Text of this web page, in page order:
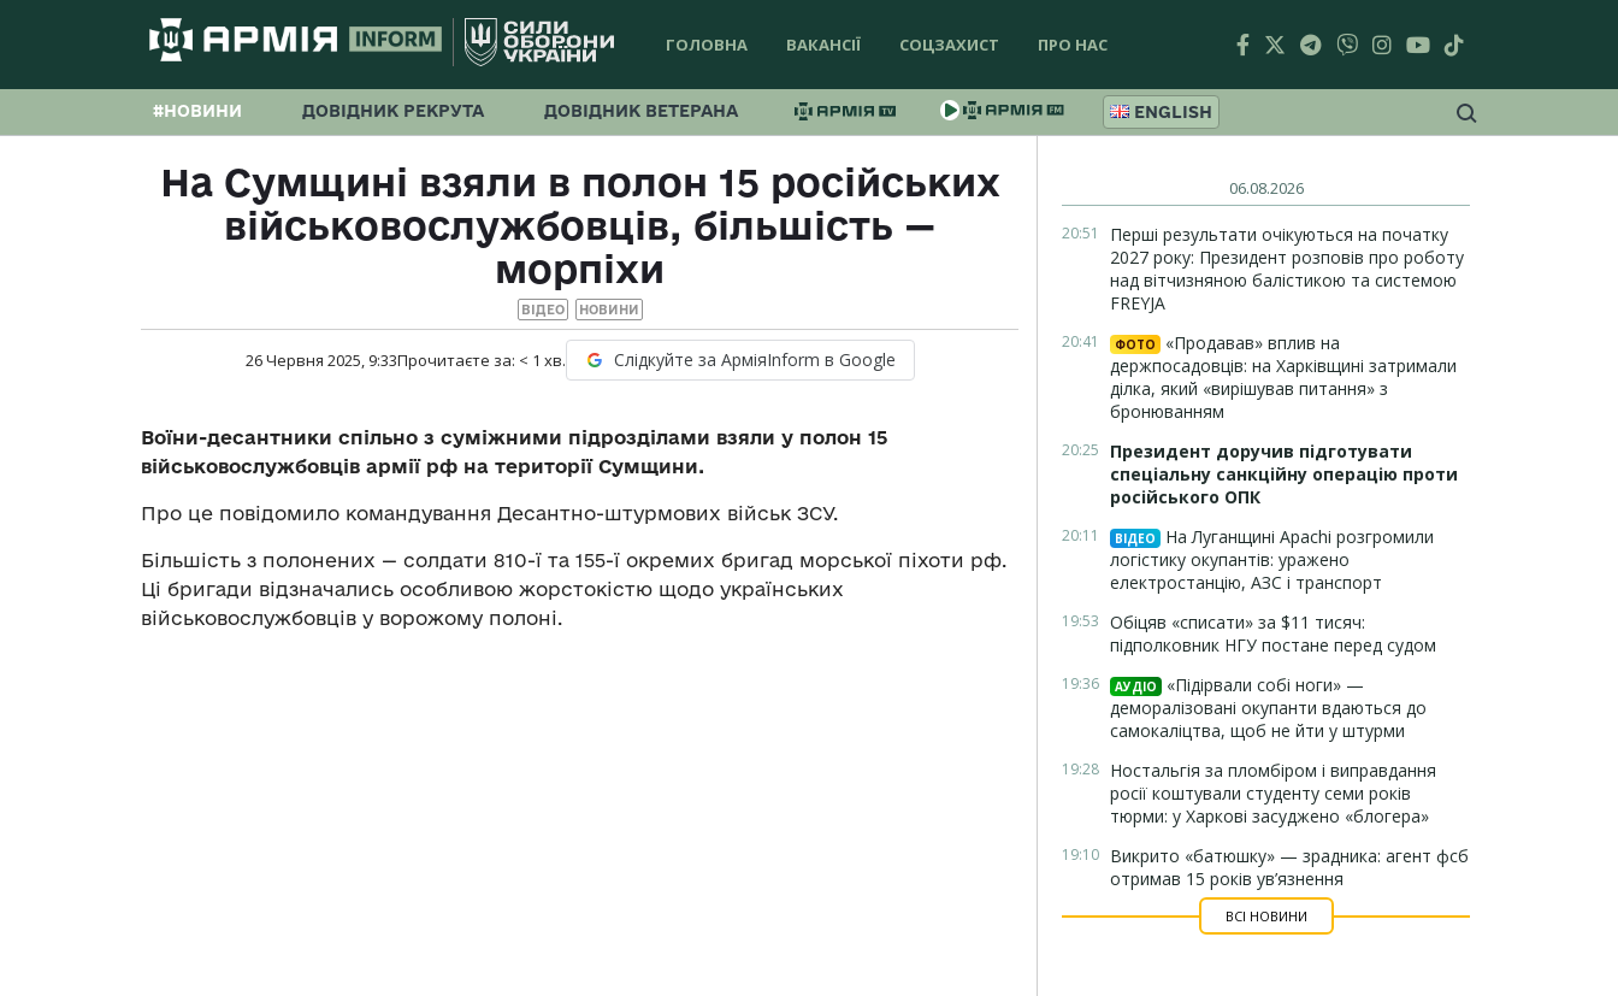
ГОЛОВНА ВАКАНСІЇ СОЦЗАХИСТ ПРО НАС
#НОВИНИ ДОВІДНИК РЕКРУТА ДОВІДНИК ВЕТЕРАНА ENGLISH
На Сумщині взяли в полон 15 російських
військовослужбовців, більшість —
морпіхи
ВІДЕО НОВИНИ
26 Червня 2025, 9:33Прочитаєте за: < 1 хв. Слідкуйте за АрміяInform в Google
Воїни-десантники спільно з суміжними підрозділами взяли у полон 15
військовослужбовців армії рф на території Сумщини.
Про це повідомило командування Десантно-штурмових військ ЗСУ.
Більшість з полонених — солдати 810-ї та 155-ї окремих бригад морської піхоти рф.
Ці бригади відзначались особливою жорстокістю щодо українських
військовослужбовців у ворожому полоні.
06.08.2026
20:51
Перші результати очікуються на початку
2027 року: Президент розповів про роботу
над вітчизняною балістикою та системою
FREYJA
20:41 ФОТО
«Продавав» вплив на
держпосадовців: на Харківщині затримали
ділка, який «вирішував питання» з
бронюванням
20:25
Президент доручив підготувати
спеціальну санкційну операцію проти
російського ОПК
20:11 ВІДЕО
На Луганщині Apachi розгромили
логістику окупантів: уражено
електростанцію, АЗС і транспорт
19:53 Обіцяв «списати» за $11 тисяч:
підполковник НГУ постане перед судом
19:36 АУДІО
«Підірвали собі ноги» —
деморалізовані окупанти вдаються до
самокаліцтва, щоб не йти у штурми
19:28 Ностальгія за пломбіром і виправдання
росії коштували студенту семи років
тюрми: у Харкові засуджено «блогера»
19:10 Викрито «батюшку» — зрадника: агент фсб
отримав 15 років ув’язнення
ВСІ НОВИНИ